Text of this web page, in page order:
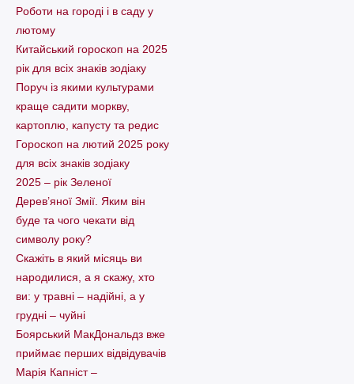
Pоботи на городі і в саду у
лютому
Китайський гороскоп на 2025
рік для всіх знаків зодіаку
Поруч із якими культурами
краще садити моркву,
картоплю, капусту та редис
Гороскоп на лютий 2025 року
для всіх знаків зодіаку
2025 – рік Зеленої
Дерев’яної Змії. Яким він
буде та чого чекати від
символу року?
Скажіть в який місяць ви
народилися, а я скажу, хто
ви: у травні – надійні, а у
грудні – чуйні
Боярський МакДональдз вже
приймає перших відвідувачів
Марія Капніст –